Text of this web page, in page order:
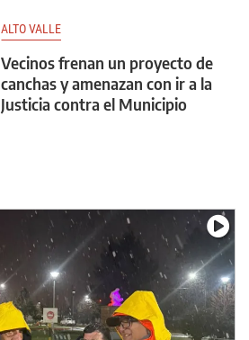
ALTO VALLE
Vecinos frenan un proyecto de
canchas y amenazan con ir a la
Justicia contra el Municipio